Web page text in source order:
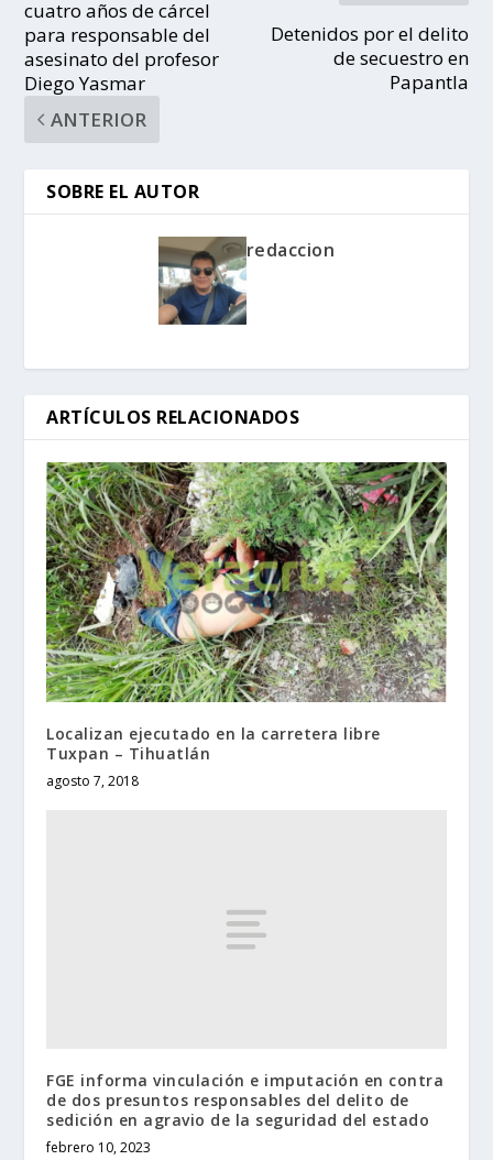
cuatro años de cárcel
para responsable del
asesinato del profesor
Diego Yasmar
ANTERIOR
Detenidos por el delito
de secuestro en
Papantla
SOBRE EL AUTOR
redaccion
ARTÍCULOS RELACIONADOS
Localizan ejecutado en la carretera libre
Tuxpan – Tihuatlán
agosto 7, 2018
FGE informa vinculación e imputación en contra
de dos presuntos responsables del delito de
sedición en agravio de la seguridad del estado
febrero 10, 2023